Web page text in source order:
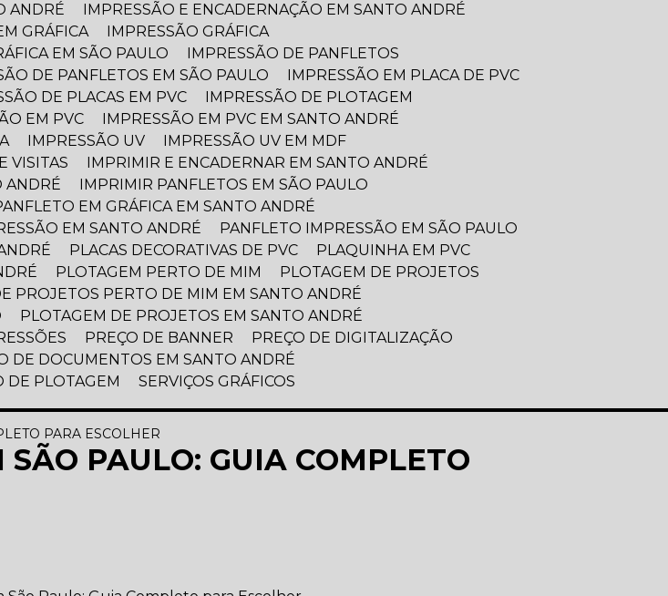
ANDRÉ
IMPRESSÃO E ENCADERNAÇÃO EM SANTO ANDRÉ
GRÁFICA
IMPRESSÃO GRÁFICA
EM SÃO PAULO
IMPRESSÃO DE PANFLETOS
DE PANFLETOS EM SÃO PAULO
IMPRESSÃO EM PLACA DE PVC
DE PLACAS EM PVC
IMPRESSÃO DE PLOTAGEM
EM PVC
IMPRESSÃO EM PVC EM SANTO ANDRÉ
IMPRESSÃO UV
IMPRESSÃO UV EM MDF
VISITAS
IMPRIMIR E ENCADERNAR EM SANTO ANDRÉ
ANDRÉ
IMPRIMIR PANFLETOS EM SÃO PAULO
PANFLETO EM GRÁFICA EM SANTO ANDRÉ
EM SANTO ANDRÉ
PANFLETO IMPRESSÃO EM SÃO PAULO
PLACAS DECORATIVAS DE PVC
PLAQUINHA EM PVC
PLOTAGEM PERTO DE MIM
PLOTAGEM DE PROJETOS
PROJETOS PERTO DE MIM EM SANTO ANDRÉ
PLOTAGEM DE PROJETOS EM SANTO ANDRÉ
PREÇO DE BANNER
PREÇO DE DIGITALIZAÇÃO
DE DOCUMENTOS EM SANTO ANDRÉ
DE PLOTAGEM SERVIÇOS GRÁFICOS
PARA ESCOLHER
PAULO: GUIA COMPLETO